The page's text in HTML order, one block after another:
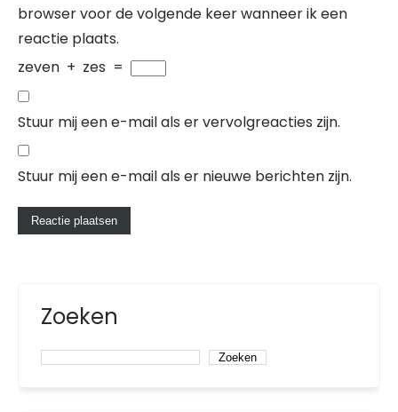
browser voor de volgende keer wanneer ik een
reactie plaats.
zeven + zes =
Stuur mij een e-mail als er vervolgreacties zijn.
Stuur mij een e-mail als er nieuwe berichten zijn.
Zoeken
Zoeken